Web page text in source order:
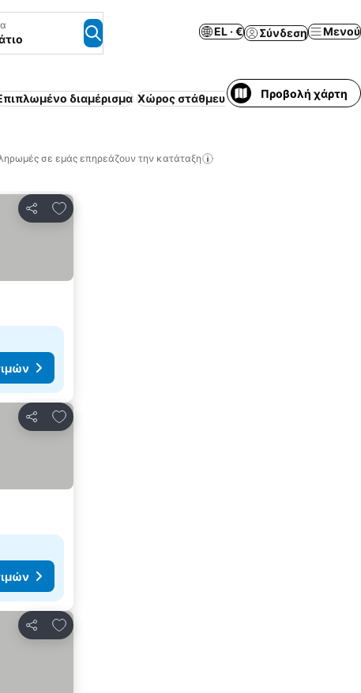
EL · € Σύνδεση Μενού
διαμέρισμα Χώρος στάθμευσης Θέρετρο
Προβολή χάρτη
σε εμάς επηρεάζουν την κατάταξη
Κοινοποίηση
Προσθήκη στα αγαπημένα
Κοινοποίηση
Προσθήκη στα αγαπημένα
Κοινοποίηση
Προσθήκη στα αγαπημένα